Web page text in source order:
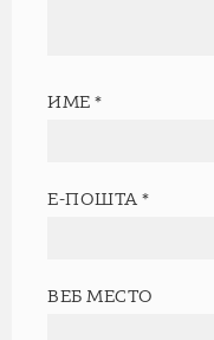
ИМЕ*
Е-ПОШТА*
ВЕБ МЕСТО